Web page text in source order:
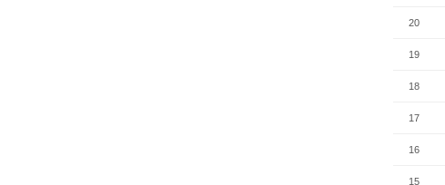
20
19
18
17
16
15